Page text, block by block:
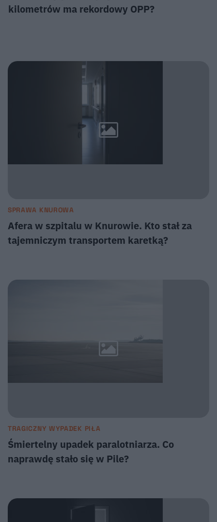
kilometrów ma rekordowy OPP?
SPRAWA KNUROWA
Afera w szpitalu w Knurowie. Kto stał za
tajemniczym transportem karetką?
TRAGICZNY WYPADEK PIŁA
Śmiertelny upadek paralotniarza. Co
naprawdę stało się w Pile?